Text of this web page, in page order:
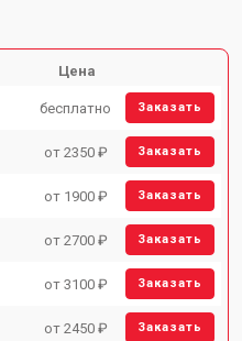
Цена
бесплатно Заказать
от 2350 ₽ Заказать
от 1900 ₽ Заказать
от 2700 ₽ Заказать
от 3100 ₽ Заказать
от 2450 ₽ Заказать